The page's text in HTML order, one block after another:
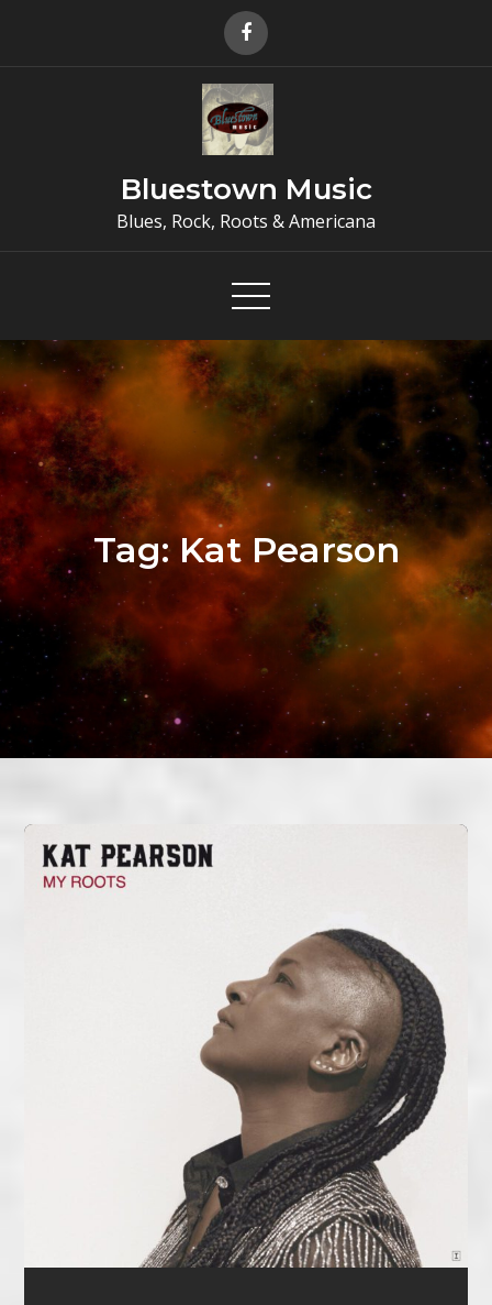
Bluestown Music
Blues, Rock, Roots & Americana
Tag:Kat Pearson